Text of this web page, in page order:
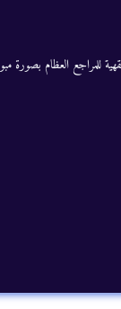
للمراجع العظام بصورة